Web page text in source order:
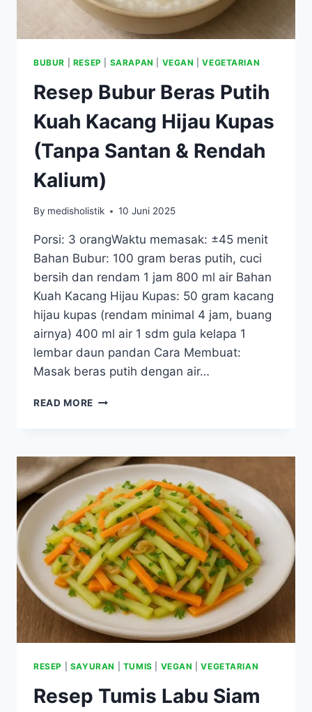
BUBUR RESEP SARAPAN VEGAN |VEGETARIAN
Resep Bubur Beras Putih
Kuah Kacang Hijau Kupas
(Tanpa Santan & Rendah
Kalium)
By medisholistik 10 Juni 2025
Porsi: 3 orangWaktu memasak: ±45 menit
Bahan Bubur: 100 gram beras putih, cuci
bersih dan rendam 1 jam 800 ml air Bahan
Kuah Kacang Hijau Kupas: 50 gram kacang
hijau kupas (rendam minimal 4 jam, buang
airnya) 400 ml air 1 sdm gula kelapa 1
lembar daun pandan Cara Membuat:
Masak beras putih dengan air…
READ MORE RESEP
KUAH
KACANG
HIJAU
KUPAS
(TANPA
SANTAN
&
RENDAH
KALIUM)
RESEP SAYURAN TUMIS VEGAN |VEGETARIAN
Resep Tumis Labu Siam